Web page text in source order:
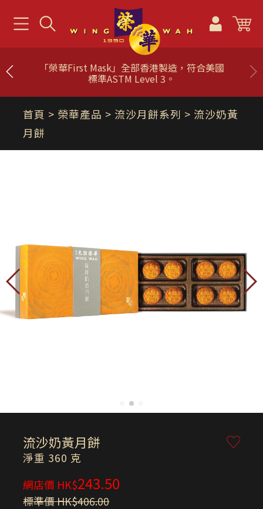
「榮華First Mask」全部香港製造，符合美國
標準ASTM Level 3。
首頁 > 榮華產品 > 流沙月餅系列 > 流沙奶黃
月餅
流沙奶黃月餅
淨重 360 克
網店價 HK$243.50
標準價 HK$406.00